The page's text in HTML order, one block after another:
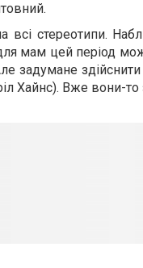
стереотипи.
мам цей період
задумане
Хайнс). Вже вони-